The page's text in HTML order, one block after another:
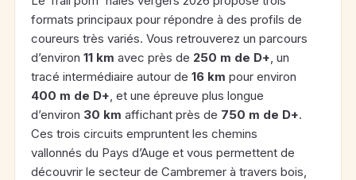
formats principaux pour répondre à des profils de
coureurs très variés. Vous retrouverez un parcours
d’environ 11 km avec près de 250 m de D+, un
tracé intermédiaire autour de 16 km pour environ
400 m de D+, et une épreuve plus longue
d’environ 30 km affichant près de 750 m de D+.
Ces trois circuits empruntent les chemins
vallonnés du Pays d’Auge et vous permettent de
découvrir le secteur de Cambremer à travers bois,